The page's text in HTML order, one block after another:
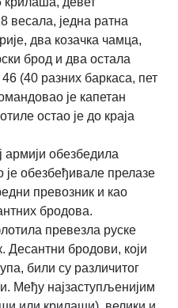
весала, једна ратна
два козачка чамца,
брод и два остала
(40 разних баркаса, пет
је капетан
остао је до краја
армији обезбедила
обезбеђивале прелазе
превозник и као
бродова.
превезла руске
Десантни бродови, који
били су различитог
Међу најзаступљенијим